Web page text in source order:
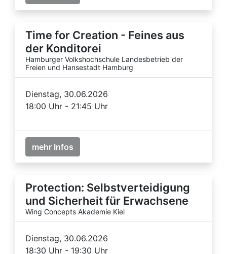
Time for Creation - Feines aus
der Konditorei
Hamburger Volkshochschule Landesbetrieb der
Freien und Hansestadt Hamburg
Dienstag, 30.06.2026
18:00 Uhr - 21:45 Uhr
mehr Infos
Protection: Selbstverteidigung
und Sicherheit für Erwachsene
Wing Concepts Akademie Kiel
Dienstag, 30.06.2026
18:30 Uhr - 19:30 Uhr